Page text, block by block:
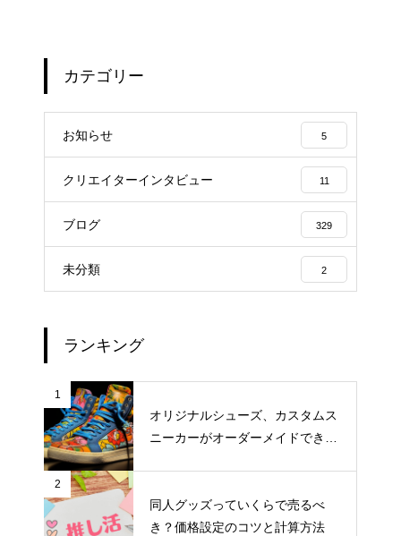
カテゴリー
お知らせ 5
クリエイターインタビュー 11
ブログ 329
未分類 2
ランキング
1
オリジナルシューズ、カスタムス
ニーカーがオーダーメイドできる
2
同人グッズっていくらで売るべ
き？価格設定のコツと計算方法